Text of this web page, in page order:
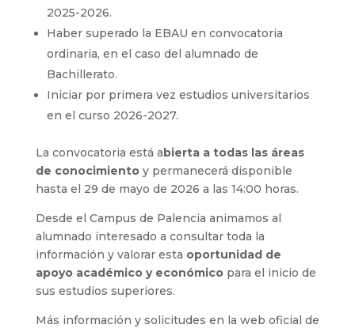
2025-2026.
Haber superado la EBAU en convocatoria
ordinaria, en el caso del alumnado de
Bachillerato.
Iniciar por primera vez estudios universitarios
en el curso 2026-2027.
La convocatoria está abierta a todas las áreas
de conocimientoy permanecerá disponible
hasta el 29 de mayo de 2026 a las 14:00 horas.
Desde el Campus de Palencia animamos al
alumnado interesado a consultar toda la
información y valorar esta oportunidad de
apoyo académico y económicopara el inicio de
sus estudios superiores.
Más información y solicitudes en la web oficial de